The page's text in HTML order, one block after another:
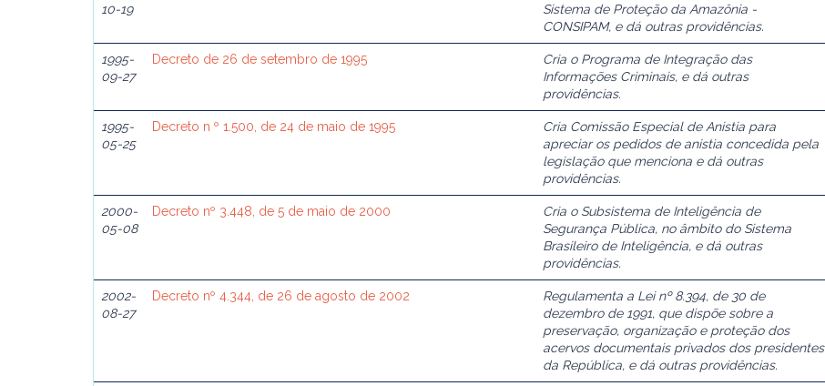
10-19
Sistema de Proteção da Amazônia -
CONSIPAM, e dá outras providências.
1995-
09-27
Decreto de 26 de setembro de 1995
Cria o Programa de Integração das
Informações Criminais, e dá outras
providências.
1995-
05-25
Decreto n º 1.500, de 24 de maio de 1995
Cria Comissão Especial de Anistia para
apreciar os pedidos de anistia concedida pela
legislação que menciona e dá outras
providências.
2000-
05-08
Decreto nº 3.448, de 5 de maio de 2000
Cria o Subsistema de Inteligência de
Segurança Pública, no âmbito do Sistema
Brasileiro de Inteligência, e dá outras
providências.
2002-
08-27
Decreto nº 4.344, de 26 de agosto de 2002
Regulamenta a Lei nº 8.394, de 30 de
dezembro de 1991, que dispõe sobre a
preservação, organização e proteção dos
acervos documentais privados dos presidentes
da República, e dá outras providências.